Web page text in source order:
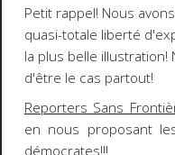
Petit rappel!Nous
quasi-totale liberté
la plus belle
d'être le cas partout!
Reporters Sans
en nous proposant
démocrates!!!